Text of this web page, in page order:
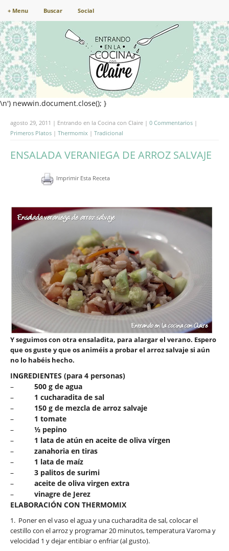
+ Menu Buscar Social
\n') newwin.document.close(); }
agosto 29, 2011 | Entrando en la Cocina con Claire | 0 Commentarios |
Primeros Platos | Thermomix | Tradicional
ENSALADA VERANIEGA DE ARROZ SALVAJE
Imprimir Esta Receta
Y seguimos con otra ensaladita, para alargar el verano. Espero
que os guste y que os animéis a probar el arroz salvaje si aún
no lo habéis hecho.
INGREDIENTES (para 4 personas)
–
500 g de agua
–
1 cucharadita de sal
–
150 g de mezcla de arroz salvaje
–
1 tomate
–
½ pepino
–
1 lata de atún en aceite de oliva vírgen
–
zanahoria en tiras
–
1 lata de maíz
–
3 palitos de surimi
–
aceite de oliva virgen extra
–
vinagre de Jerez
ELABORACIÓN CON THERMOMIX
1. Poner en el vaso el agua y una cucharadita de sal, colocar el
cestillo con el arroz y programar 20 minutos, temperatura Varoma y
velocidad 1 y dejar entibiar o enfriar (al gusto).